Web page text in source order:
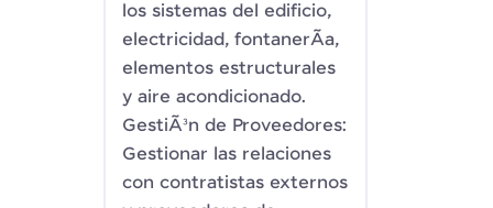
los sistemas del edificio,
electricidad, fontanerÃ­a,
elementos estructurales
y aire acondicionado.
GestiÃ³n de Proveedores:
Gestionar las relaciones
con contratistas externos